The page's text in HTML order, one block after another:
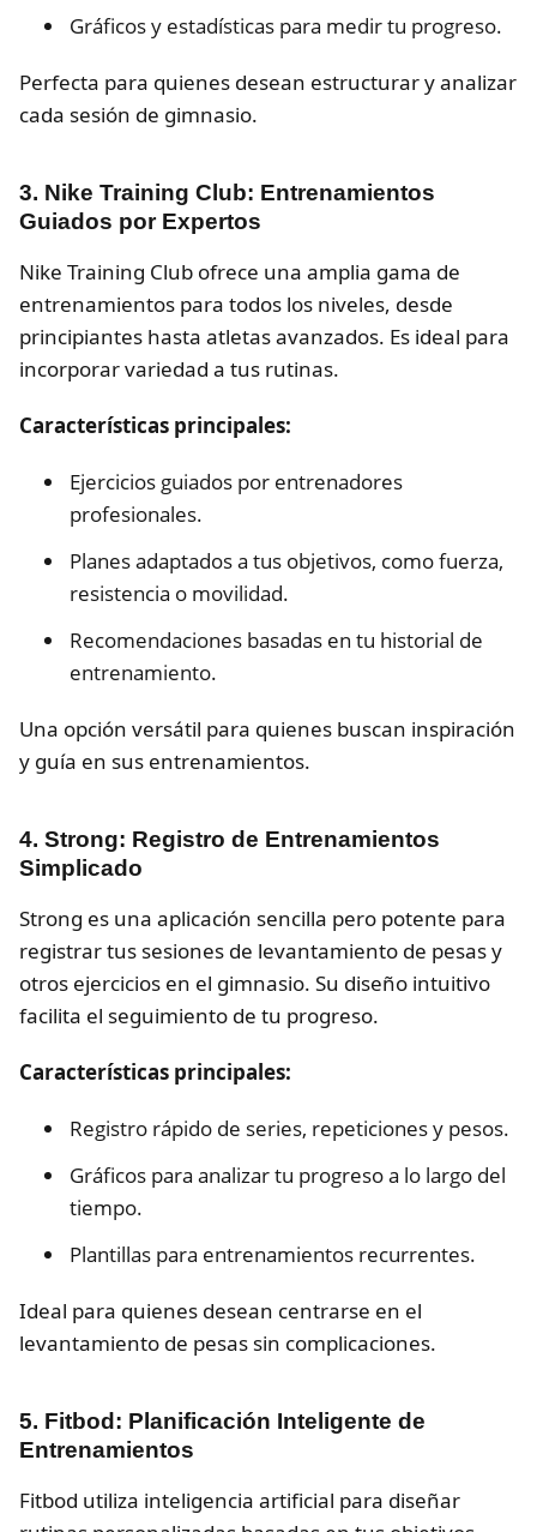
Gráficos y estadísticas para medir tu progreso.
Perfecta para quienes desean estructurar y analizar
cada sesión de gimnasio.
3. Nike Training Club: Entrenamientos
Guiados por Expertos
Nike Training Club ofrece una amplia gama de
entrenamientos para todos los niveles, desde
principiantes hasta atletas avanzados. Es ideal para
incorporar variedad a tus rutinas.
Características principales:
Ejercicios guiados por entrenadores
profesionales.
Planes adaptados a tus objetivos, como fuerza,
resistencia o movilidad.
Recomendaciones basadas en tu historial de
entrenamiento.
Una opción versátil para quienes buscan inspiración
y guía en sus entrenamientos.
4. Strong: Registro de Entrenamientos
Simplicado
Strong es una aplicación sencilla pero potente para
registrar tus sesiones de levantamiento de pesas y
otros ejercicios en el gimnasio. Su diseño intuitivo
facilita el seguimiento de tu progreso.
Características principales:
Registro rápido de series, repeticiones y pesos.
Gráficos para analizar tu progreso a lo largo del
tiempo.
Plantillas para entrenamientos recurrentes.
Ideal para quienes desean centrarse en el
levantamiento de pesas sin complicaciones.
5. Fitbod: Planificación Inteligente de
Entrenamientos
Fitbod utiliza inteligencia artificial para diseñar